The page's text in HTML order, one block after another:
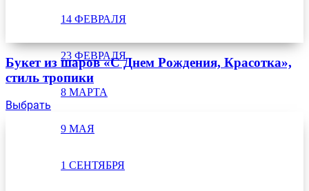
14 ФЕВРАЛЯ
23 ФЕВРАЛЯ
8 МАРТА
9 МАЯ
1 СЕНТЯБРЯ
Букет из шаров «С Днем Рождения, Красотка»,
стиль тропики
Выбрать